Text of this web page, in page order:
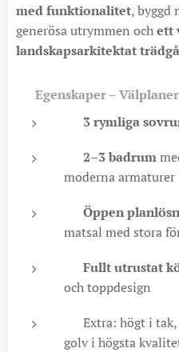
med funktionalitet, byggd
generösa utrymmen ochett
landskapsarkitektat
Egenskaper –
3 rymliga
2–3 badrum
moderna armaturer
Öppen
matsal med stora
Fullt utrustat
och toppdesign
🌟 Extra: högt i
golv i högsta